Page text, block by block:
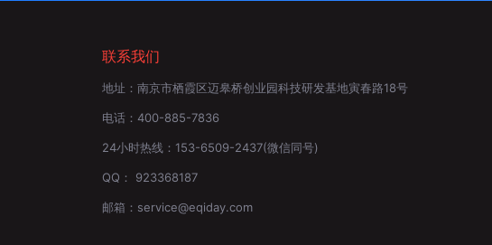
联系我们
地址： 南京市栖霞区迈皋桥创业园科技研发基地寅春路18号
电话： 400-885-7836
24小时热线： 153-6509-2437(微信同号)
QQ： 923368187
邮箱： service@eqiday.com